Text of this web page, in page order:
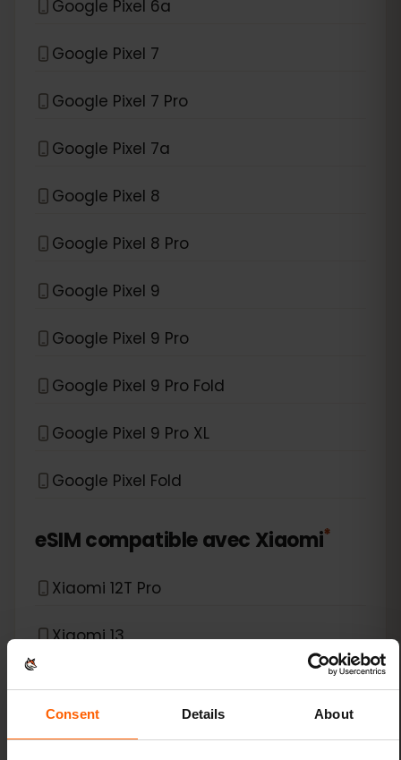
Consent Details About
Google Pixel 6a
Google Pixel 7
Google Pixel 7 Pro
Google Pixel 7a
Google Pixel 8
Google Pixel 8 Pro
Google Pixel 9
Google Pixel 9 Pro
Google Pixel 9 Pro Fold
Google Pixel 9 Pro XL
Google Pixel Fold
eSIM compatible avec Xiaomi*
Xiaomi 12T Pro
Xiaomi 13